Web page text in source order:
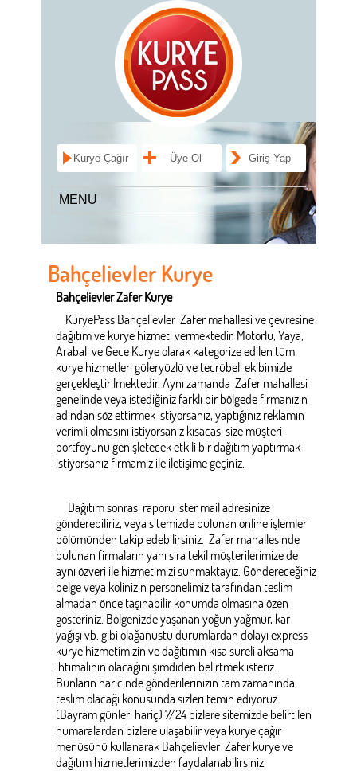
Kurye Çağır Üye Ol Giriş Yap
Bahçelievler Kurye
Bahçelievler Zafer Kurye
KuryePass Bahçelievler Zafer mahallesi ve çevresine
dağıtım ve kurye hizmeti vermektedir. Motorlu, Yaya,
Arabalı ve Gece Kurye olarak kategorize edilen tüm
kurye hizmetleri güleryüzlü ve tecrübeli ekibimizle
gerçekleştirilmektedir. Aynı zamanda Zafer mahallesi
genelinde veya istediğiniz farklı bir bölgede firmanızın
adından söz ettirmek istiyorsanız, yaptığınız reklamın
verimli olmasını istiyorsanız kısacası size müşteri
portföyünü genişletecek etkili bir dağıtım yaptırmak
istiyorsanız firmamız ile iletişime geçiniz.
Dağıtım sonrası raporu ister mail adresinize
gönderebiliriz, veya sitemizde bulunan online işlemler
bölümünden takip edebilirsiniz. Zafer mahallesinde
bulunan firmaların yanı sıra tekil müşterilerimize de
aynı özveri ile hizmetimizi sunmaktayız. Göndereceğiniz
belge veya kolinizin personelimiz tarafından teslim
almadan önce taşınabilir konumda olmasına özen
gösteriniz. Bölgenizde yaşanan yoğun yağmur, kar
yağışı vb. gibi olağanüstü durumlardan dolayı express
kurye hizmetimizin ve dağıtımın kısa süreli aksama
ihtimalinin olacağını şimdiden belirtmek isteriz.
Bunların haricinde gönderilerinizin tam zamanında
teslim olacağı konusunda sizleri temin ediyoruz.
(Bayram günleri hariç) 7/24 bizlere sitemizde belirtilen
numaralardan bizlere ulaşabilir veya kurye çağır
menüsünü kullanarak Bahçelievler Zafer kurye ve
dağıtım hizmetlerimizden faydalanabilirsiniz.